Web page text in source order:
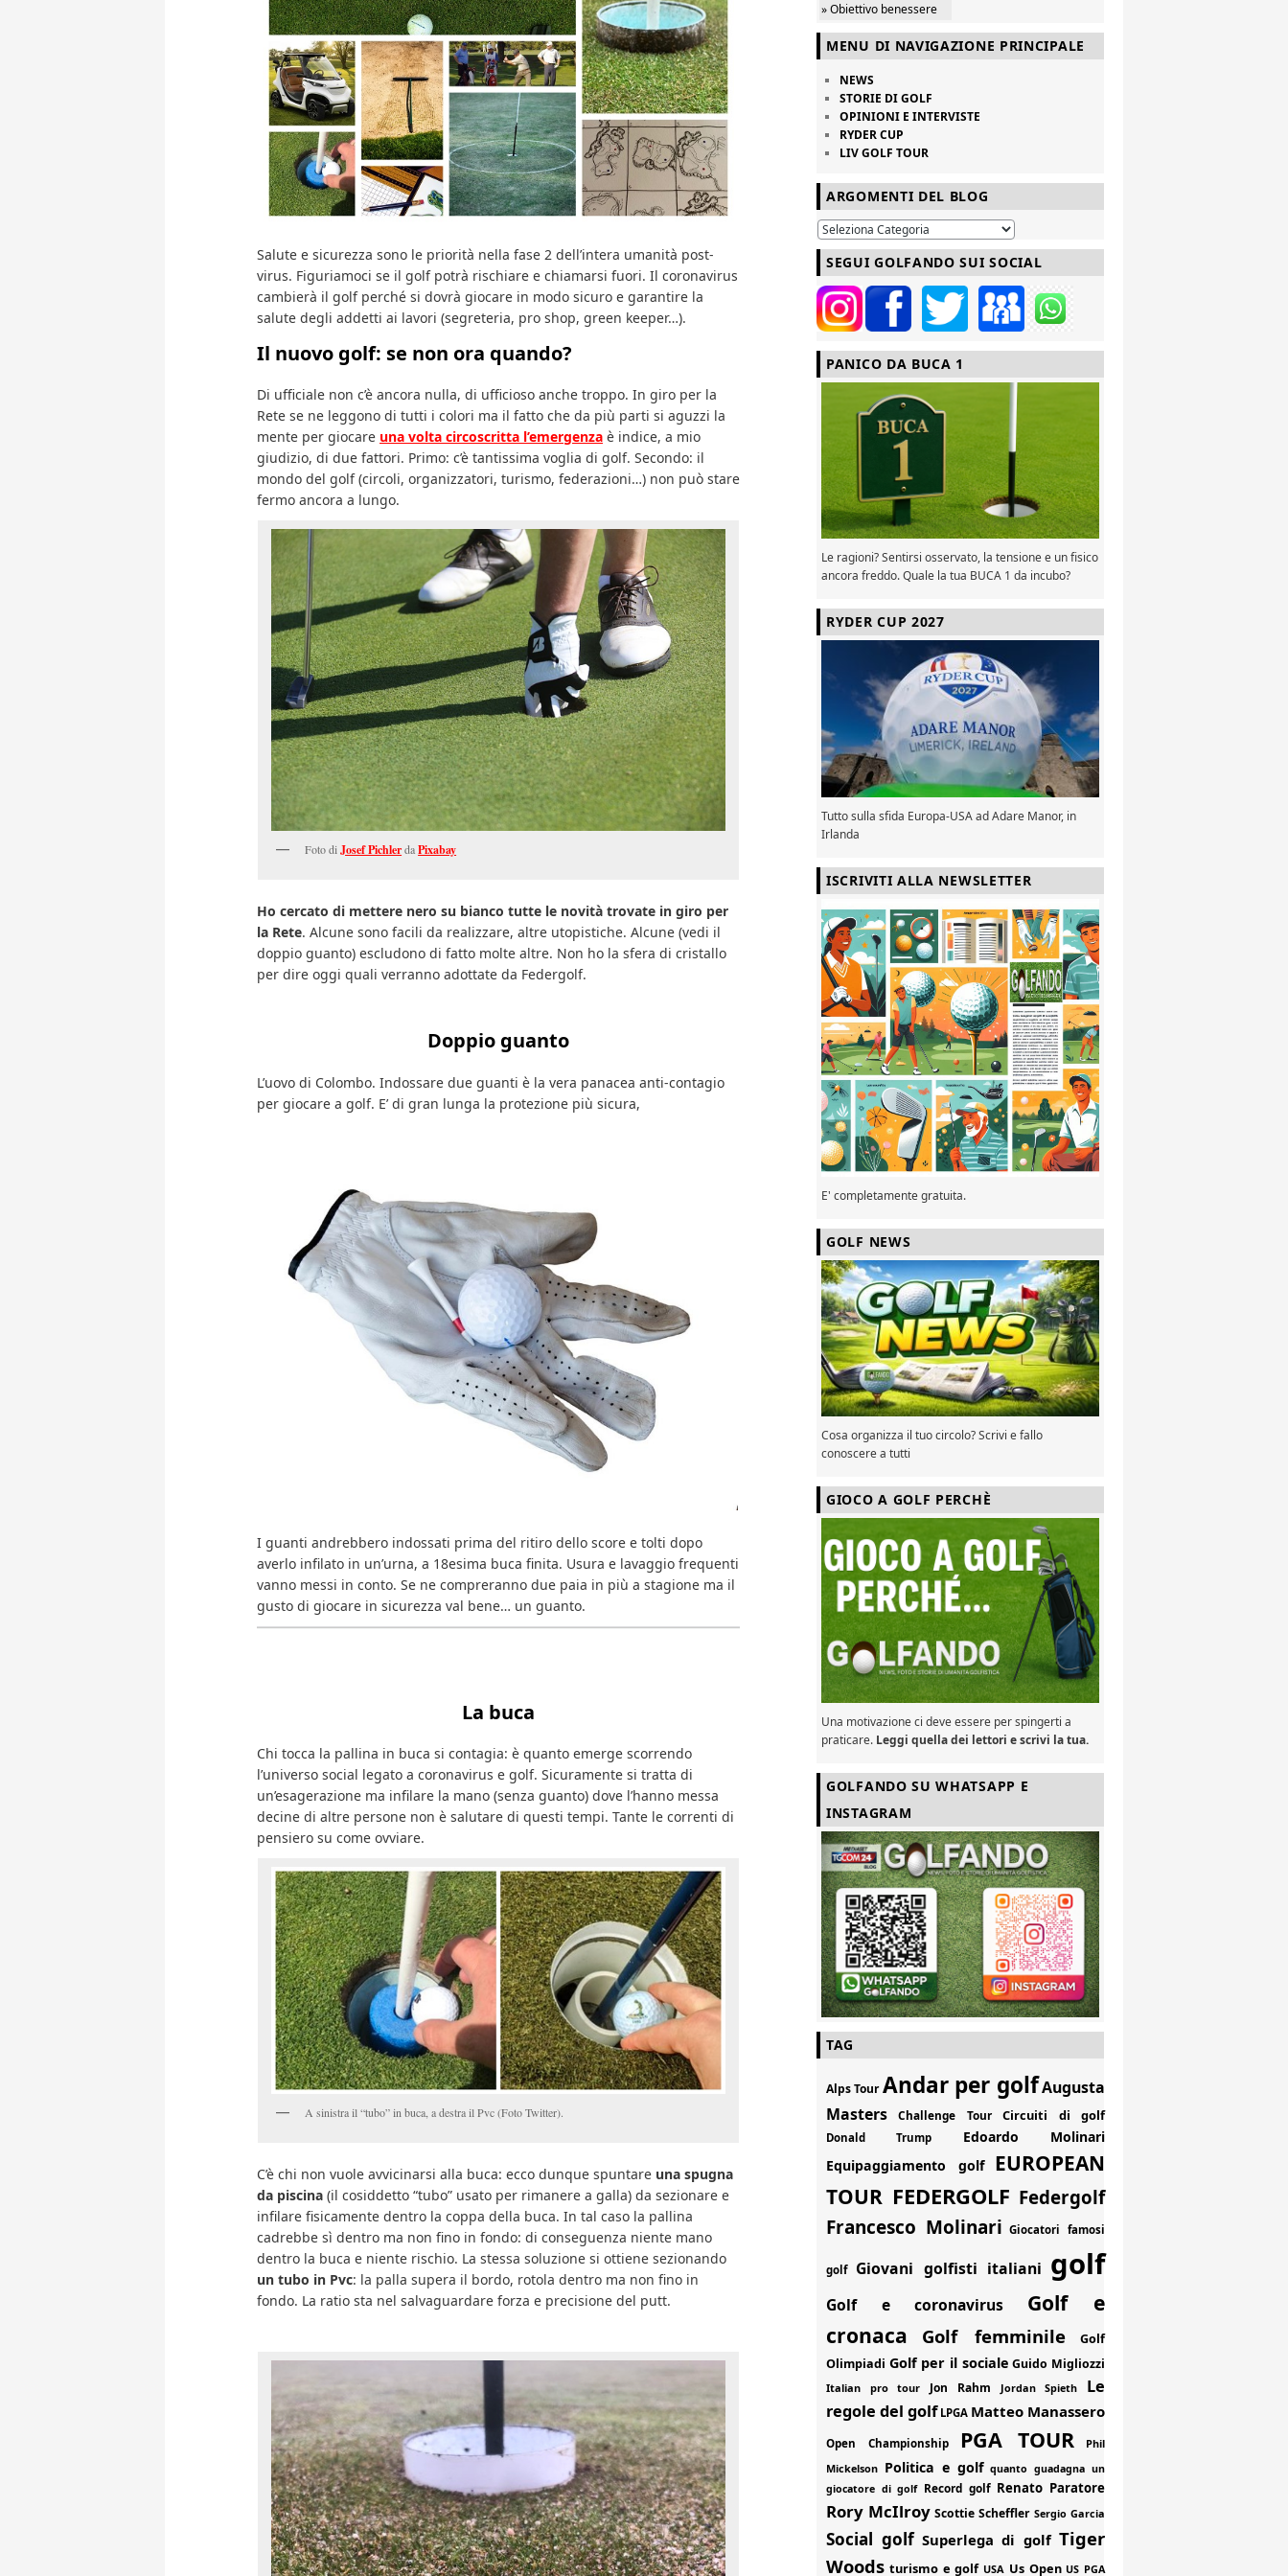
Salute e sicurezza sono le priorità nella fase 2 dell’intera umanità post-
virus. Figuriamoci se il golf potrà rischiare e chiamarsi fuori. Il coronavirus
cambierà il golf perché si dovrà giocare in modo sicuro e garantire la
salute degli addetti ai lavori (segreteria, pro shop, green keeper…).
Il nuovo golf: se non ora quando?
Di ufficiale non c’è ancora nulla, di ufficioso anche troppo. In giro per la
Rete se ne leggono di tutti i colori ma il fatto che da più parti si aguzzi la
mente per giocare una volta circoscritta l’emergenza è indice, a mio
giudizio, di due fattori. Primo: c’è tantissima voglia di golf. Secondo: il
mondo del golf (circoli, organizzatori, turismo, federazioni…) non può stare
fermo ancora a lungo.
Foto diJosef PichlerdaPixabay
Ho cercato di mettere nero su bianco tutte le novità trovate in giro per
la Rete. Alcune sono facili da realizzare, altre utopistiche. Alcune (vedi il
doppio guanto) escludono di fatto molte altre. Non ho la sfera di cristallo
per dire oggi quali verranno adottate da Federgolf.
Doppio guanto
L’uovo di Colombo. Indossare due guanti è la vera panacea anti-contagio
per giocare a golf. E’ di gran lunga la protezione più sicura,
I guanti andrebbero indossati prima del ritiro dello score e tolti dopo
averlo infilato in un’urna, a 18esima buca finita. Usura e lavaggio frequenti
vanno messi in conto. Se ne compreranno due paia in più a stagione ma il
gusto di giocare in sicurezza val bene… un guanto.
La buca
Chi tocca la pallina in buca si contagia: è quanto emerge scorrendo
l’universo social legato a coronavirus e golf. Sicuramente si tratta di
un’esagerazione ma infilare la mano (senza guanto) dove l’hanno messa
decine di altre persone non è salutare di questi tempi. Tante le correnti di
pensiero su come ovviare.
A sinistra il “tubo” in buca, a destra il Pvc (Foto Twitter).
C’è chi non vuole avvicinarsi alla buca: ecco dunque spuntare una spugna
da piscina (il cosiddetto “tubo” usato per rimanere a galla) da sezionare e
infilare fisicamente dentro la coppa della buca. In tal caso la pallina
cadrebbe sì dentro ma non fino in fondo: di conseguenza niente mano
dentro la buca e niente rischio. La stessa soluzione si ottiene sezionando
un tubo in Pvc: la palla supera il bordo, rotola dentro ma non fino in
fondo. La ratio sta nel salvaguardare forza e precisione del putt.
» Obiettivo benessere
MENU DI NAVIGAZIONE PRINCIPALE
NEWS
STORIE DI GOLF
OPINIONI E INTERVISTE
RYDER CUP
LIV GOLF TOUR
ARGOMENTI DEL BLOG
SEGUI GOLFANDO SUI SOCIAL
PANICO DA BUCA 1
Le ragioni? Sentirsi osservato, la tensione e un fisico
ancora freddo. Quale la tua BUCA 1 da incubo?
RYDER CUP 2027
Tutto sulla sfida Europa-USA ad Adare Manor, in
Irlanda
ISCRIVITI ALLA NEWSLETTER
E' completamente gratuita.
GOLF NEWS
Cosa organizza il tuo circolo? Scrivi e fallo
conoscere a tutti
GIOCO A GOLF PERCHÈ
Una motivazione ci deve essere per spingerti a
praticare. Leggi quella dei lettori e scrivi la tua.
GOLFANDO SU WHATSAPP E
INSTAGRAM
TAG
Alps Tour Andar per golfAugusta
Masters
Challenge Tour Circuiti di golf
Donald Trump
Edoardo Molinari
Equipaggiamento golf
EUROPEAN
TOUR FEDERGOLF Federgolf
Francesco Molinari Giocatori famosi
golf Giovani golfisti italiani golf
Golf e coronavirus
Golf e
cronaca
Golf femminile
Golf
Olimpiadi Golf per il sociale Guido Migliozzi
Italian pro tour Jon Rahm Jordan Spieth
Le
regole del golf LPGA Matteo Manassero
Open Championship PGA TOUR
Phil
Mickelson Politica e golf quanto guadagna un
giocatore di golf Record golf Renato Paratore
Rory McIlroy Scottie Scheffler Sergio Garcia
Social golf Superlega di golf Tiger
Woods turismo e golf USA Us Open US PGA